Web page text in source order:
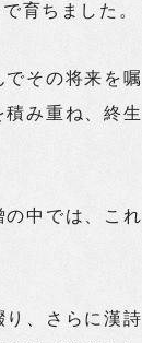
育ちました。
その将来を嘱
み重ね、終生
中では、これ
、さらに漢詩